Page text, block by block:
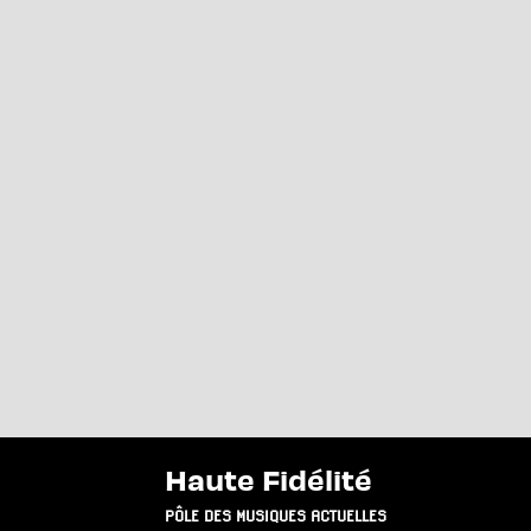
Haute Fidélité
PÔLE DES MUSIQUES ACTUELLES